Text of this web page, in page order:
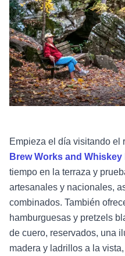
Empieza el día visitando el
Brew Works and Whiskey
tiempo en la terraza y
artesanales y nacionales,
combinados. También
hamburguesas y pretzels
de cuero, reservados, una
madera y ladrillos a la